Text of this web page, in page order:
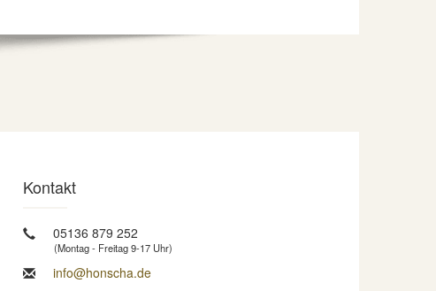
Kontakt
05136 879 252
(Montag - Freitag 9-17 Uhr)
info@honscha.de